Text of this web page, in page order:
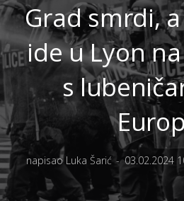
Grad smrdi,
ide u Lyon
s
napisao Luka Šarić 03.02.2024